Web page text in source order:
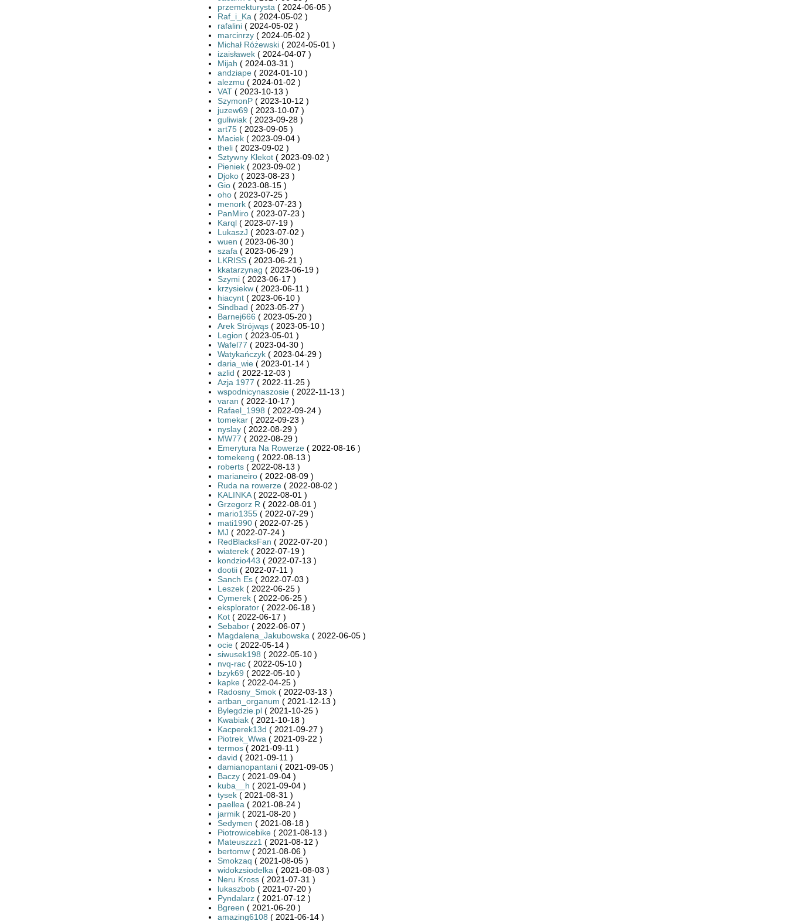
przemekturysta ( 2024-06-05 )
Raf_i_Ka ( 2024-05-02 )
rafalini( 2024-05-02 )
marcinrzy( 2024-05-02 )
Michał Różewski( 2024-05-01 )
izaisławek( 2024-04-07 )
Mijah ( 2024-03-31 )
andziape( 2024-01-10 )
alezmu ( 2024-01-02 )
VAT( 2023-10-13 )
SzymonP( 2023-10-12 )
juzew69 ( 2023-10-07 )
guliwiak( 2023-09-28 )
art75( 2023-09-05 )
Maciek( 2023-09-04 )
theli( 2023-09-02 )
Sztywny Klekot( 2023-09-02 )
Pieniek( 2023-09-02 )
Djoko( 2023-08-23 )
Gio( 2023-08-15 )
oho( 2023-07-25 )
menork( 2023-07-23 )
PanMiro( 2023-07-23 )
Karql( 2023-07-19 )
LukaszJ ( 2023-07-02 )
wuen ( 2023-06-30 )
szafa ( 2023-06-29 )
LKRISS( 2023-06-21 )
kkatarzynag ( 2023-06-19 )
Szymi( 2023-06-17 )
krzysiekw( 2023-06-11 )
hiacynt( 2023-06-10 )
Sindbad ( 2023-05-27 )
Barnej666 ( 2023-05-20 )
Arek Strójwąs( 2023-05-10 )
Legion ( 2023-05-01 )
Wafel77 ( 2023-04-30 )
Watykańczyk( 2023-04-29 )
daria_wie( 2023-01-14 )
azlid ( 2022-12-03 )
Azja 1977 ( 2022-11-25 )
wspodnicynaszosie( 2022-11-13 )
varan ( 2022-10-17 )
Rafael_1998 ( 2022-09-24 )
tomekar( 2022-09-23 )
nyslay( 2022-08-29 )
MW77 ( 2022-08-29 )
Emerytura Na Rowerze( 2022-08-16 )
tomekeng ( 2022-08-13 )
roberts( 2022-08-13 )
marianeiro( 2022-08-09 )
Ruda na rowerze( 2022-08-02 )
KALINKA( 2022-08-01 )
Grzegorz R ( 2022-08-01 )
mario1355( 2022-07-29 )
mati1990( 2022-07-25 )
MJ ( 2022-07-24 )
RedBlacksFan ( 2022-07-20 )
wiaterek( 2022-07-19 )
kondzio443 ( 2022-07-13 )
dootii( 2022-07-11 )
Sanch Es ( 2022-07-03 )
Leszek( 2022-06-25 )
Cymerek( 2022-06-25 )
eksplorator( 2022-06-18 )
Kot( 2022-06-17 )
Sebabor( 2022-06-07 )
Magdalena_Jakubowska ( 2022-06-05 )
ocie( 2022-05-14 )
siwusek198 ( 2022-05-10 )
nvq-rac( 2022-05-10 )
bzyk69 ( 2022-05-10 )
kapke( 2022-04-25 )
Radosny_Smok( 2022-03-13 )
artban_organum ( 2021-12-13 )
Bylegdzie.pl( 2021-10-25 )
Kwabiak( 2021-10-18 )
Kacperek13d ( 2021-09-27 )
Piotrek_Wwa ( 2021-09-22 )
termos( 2021-09-11 )
david ( 2021-09-11 )
damianopantani( 2021-09-05 )
Baczy( 2021-09-04 )
kuba__h ( 2021-09-04 )
tysek( 2021-08-31 )
paellea ( 2021-08-24 )
jarmik( 2021-08-20 )
Sedymen ( 2021-08-18 )
Piotrowicebike( 2021-08-13 )
Mateuszzz1 ( 2021-08-12 )
bertomw( 2021-08-06 )
Smokzaq ( 2021-08-05 )
widokzsiodelka ( 2021-08-03 )
Neru Kross( 2021-07-31 )
lukaszbob( 2021-07-20 )
Pyndalarz( 2021-07-12 )
Bgreen ( 2021-06-20 )
amazing6108 ( 2021-06-14 )